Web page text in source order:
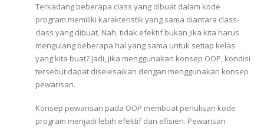
Terkadang beberapa class yang dibuat dalam kode
program memiliki karakteristik yang sama diantara class-
class yang dibuat. Nah, tidak efektif bukan jika kita harus
mengulang beberapa hal yang sama untuk setiap kelas
yang kita buat? Jadi, jika menggunakan konsep OOP, kondisi
tersebut dapat diselesaikan dengan menggunakan konsep
pewarisan.
Konsep pewarisan pada OOP membuat penulisan kode
program menjadi lebih efektif dan efisien. Pewarisan